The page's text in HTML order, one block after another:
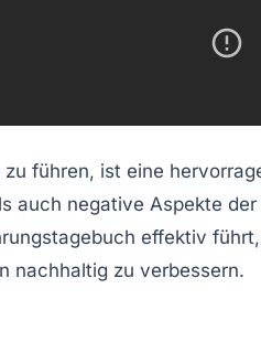
zu führen, ist eine
auch negative Aspekte
effektiv
nachhaltig zu verbessern.